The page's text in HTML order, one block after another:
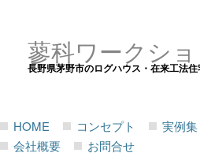
蓼科ワークシ
長野県茅野市のログハウス・在来工法
HOME コンセプト 実例集
会社概要
お問合せ